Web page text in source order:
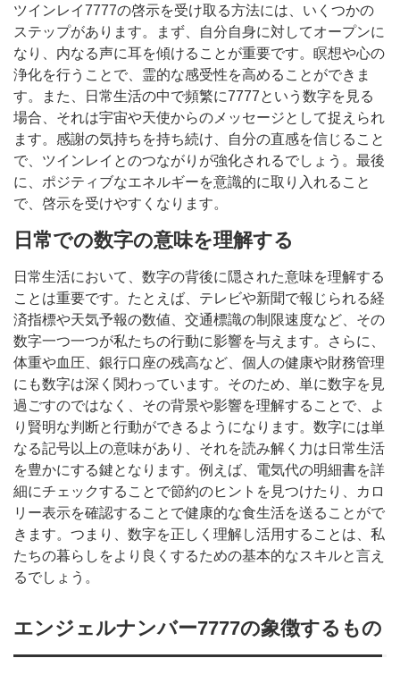
ツインレイ7777の啓示を受け取る方法には、いくつかの
ステップがあります。まず、自分自身に対してオープンに
なり、内なる声に耳を傾けることが重要です。瞑想や心の
浄化を行うことで、霊的な感受性を高めることができま
す。また、日常生活の中で頻繁に7777という数字を見る
場合、それは宇宙や天使からのメッセージとして捉えられ
ます。感謝の気持ちを持ち続け、自分の直感を信じること
で、ツインレイとのつながりが強化されるでしょう。最後
に、ポジティブなエネルギーを意識的に取り入れること
で、啓示を受けやすくなります。
日常での数字の意味を理解する
日常生活において、数字の背後に隠された意味を理解する
ことは重要です。たとえば、テレビや新聞で報じられる経
済指標や天気予報の数値、交通標識の制限速度など、その
数字一つ一つが私たちの行動に影響を与えます。さらに、
体重や血圧、銀行口座の残高など、個人の健康や財務管理
にも数字は深く関わっています。そのため、単に数字を見
過ごすのではなく、その背景や影響を理解することで、よ
り賢明な判断と行動ができるようになります。数字には単
なる記号以上の意味があり、それを読み解く力は日常生活
を豊かにする鍵となります。例えば、電気代の明細書を詳
細にチェックすることで節約のヒントを見つけたり、カロ
リー表示を確認することで健康的な食生活を送ることがで
きます。つまり、数字を正しく理解し活用することは、私
たちの暮らしをより良くするための基本的なスキルと言え
るでしょう。
エンジェルナンバー7777の象徴するもの